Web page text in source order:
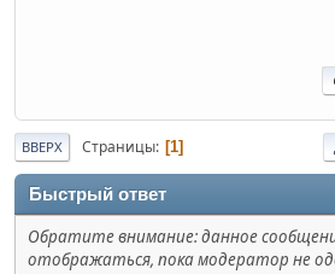
ВВЕРХ Страницы 1
Быстрый ответ
Обратите внимание: данное
отображаться, пока модератор не